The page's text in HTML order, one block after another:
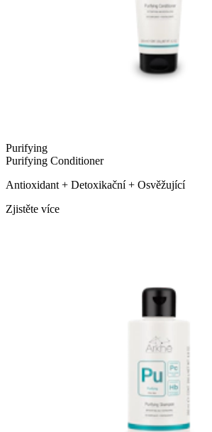
Purifying
Purifying Conditioner
Antioxidant + Detoxikační + Osvěžující
Zjistěte více